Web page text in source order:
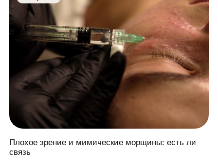
Плохое зрение и мимические морщины: есть ли
связь